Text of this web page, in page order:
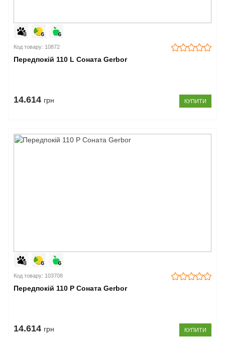
Код товару: 10872
Передпокій 110 L Соната Gerbor
14.614 грн КУПИТИ
Код товару: 103708
Передпокій 110 P Соната Gerbor
14.614 грн КУПИТИ